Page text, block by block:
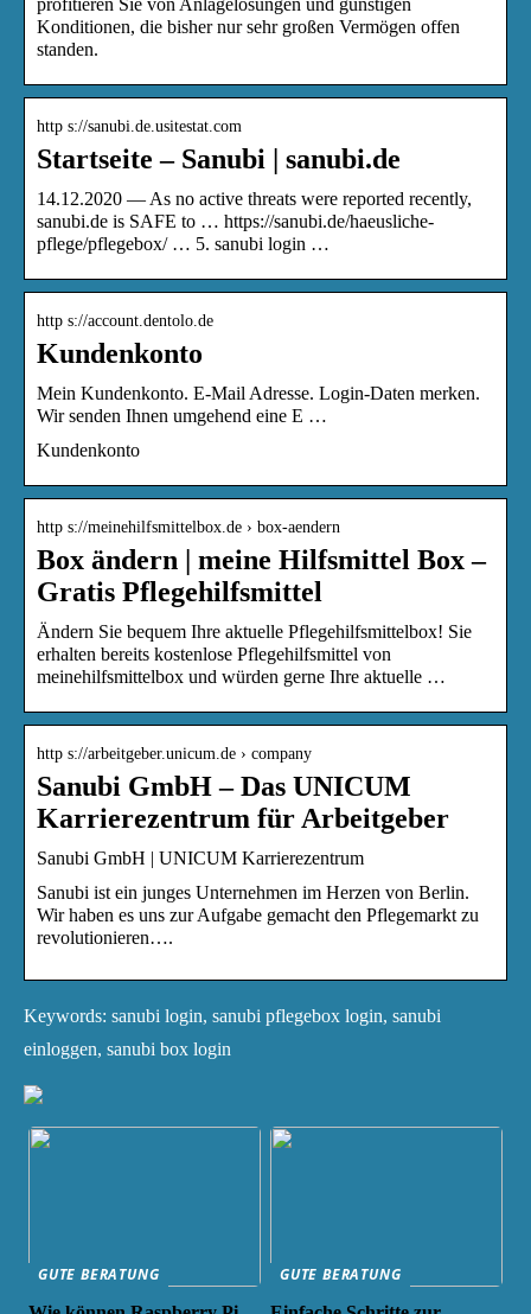
Konditionen, die bisher nur sehr großen Vermögen offen
standen.
http s://sanubi.de.usitestat.com
Startseite – Sanubi | sanubi.de
14.12.2020 — As no active threats were reported recently,
sanubi.de is SAFE to … https://sanubi.de/haeusliche-
pflege/pflegebox/ … 5. sanubi login …
http s://account.dentolo.de
Kundenkonto
Mein Kundenkonto. E-Mail Adresse. Login-Daten merken.
Wir senden Ihnen umgehend eine E …
Kundenkonto
http s://meinehilfsmittelbox.de › box-aendern
Box ändern | meine Hilfsmittel Box –
Gratis Pflegehilfsmittel
Ändern Sie bequem Ihre aktuelle Pflegehilfsmittelbox! Sie
erhalten bereits kostenlose Pflegehilfsmittel von
meinehilfsmittelbox und würden gerne Ihre aktuelle …
http s://arbeitgeber.unicum.de › company
Sanubi GmbH – Das UNICUM
Karrierezentrum für Arbeitgeber
Sanubi GmbH | UNICUM Karrierezentrum
Sanubi ist ein junges Unternehmen im Herzen von Berlin.
Wir haben es uns zur Aufgabe gemacht den Pflegemarkt zu
revolutionieren….
Keywords: sanubi login, sanubi pflegebox login, sanubi
einloggen, sanubi box login
GUTE BERATUNG
GUTE BERATUNG